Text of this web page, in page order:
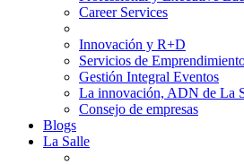
Career Services
Innovación y R+D
Servicios de
Gestión Integral Eventos
La innovación, ADN de La
Consejo de empresas
Blogs
La Salle